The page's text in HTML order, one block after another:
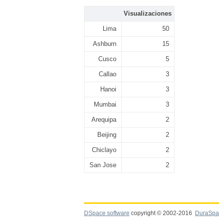
Visualizaciones
Lima 50
Ashburn 15
Cusco 5
Callao 3
Hanoi 3
Mumbai 3
Arequipa 2
Beijing 2
Chiclayo 2
San Jose 2
DSpace software copyright © 2002-2016